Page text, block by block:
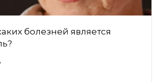
болезней является